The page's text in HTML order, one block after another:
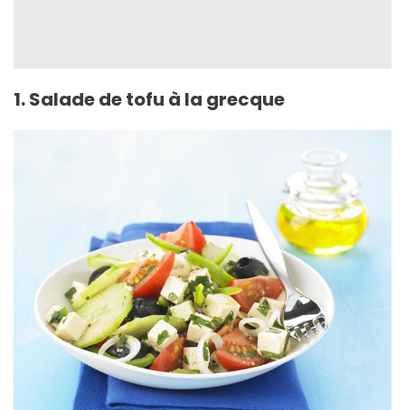
1. Salade de tofu à la grecque